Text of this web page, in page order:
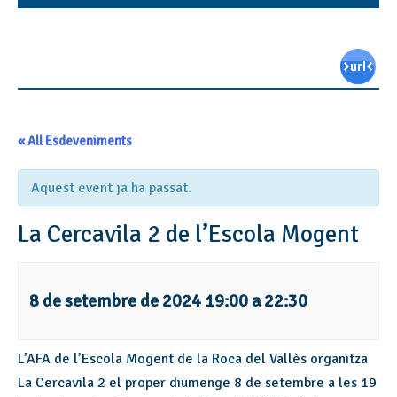
« All Esdeveniments
Aquest event ja ha passat.
La Cercavila 2 de l’Escola Mogent
8 de setembre de 2024 19:00 a22:30
L’AFA de l’Escola Mogent de la Roca del Vallès organitza
La Cercavila 2 el proper diumenge 8 de setembre a les 19